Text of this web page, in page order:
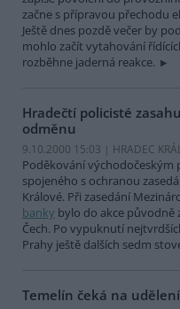
začne s přípravou přechodu
Ještě dnes pozdě večer by
mohlo začít vytahování
rozběhne jaderná reakce.
Hradečtí policisté
odměnu
9.10.2000 15:03 | HRADEC
Poděkování východočeským
spojeného s ochranou
Králové. Při zasedání
banky bylo do akce původně
Čech. Po vypuknutí
Prahy ještě dalších sedm
Temelín čeká na